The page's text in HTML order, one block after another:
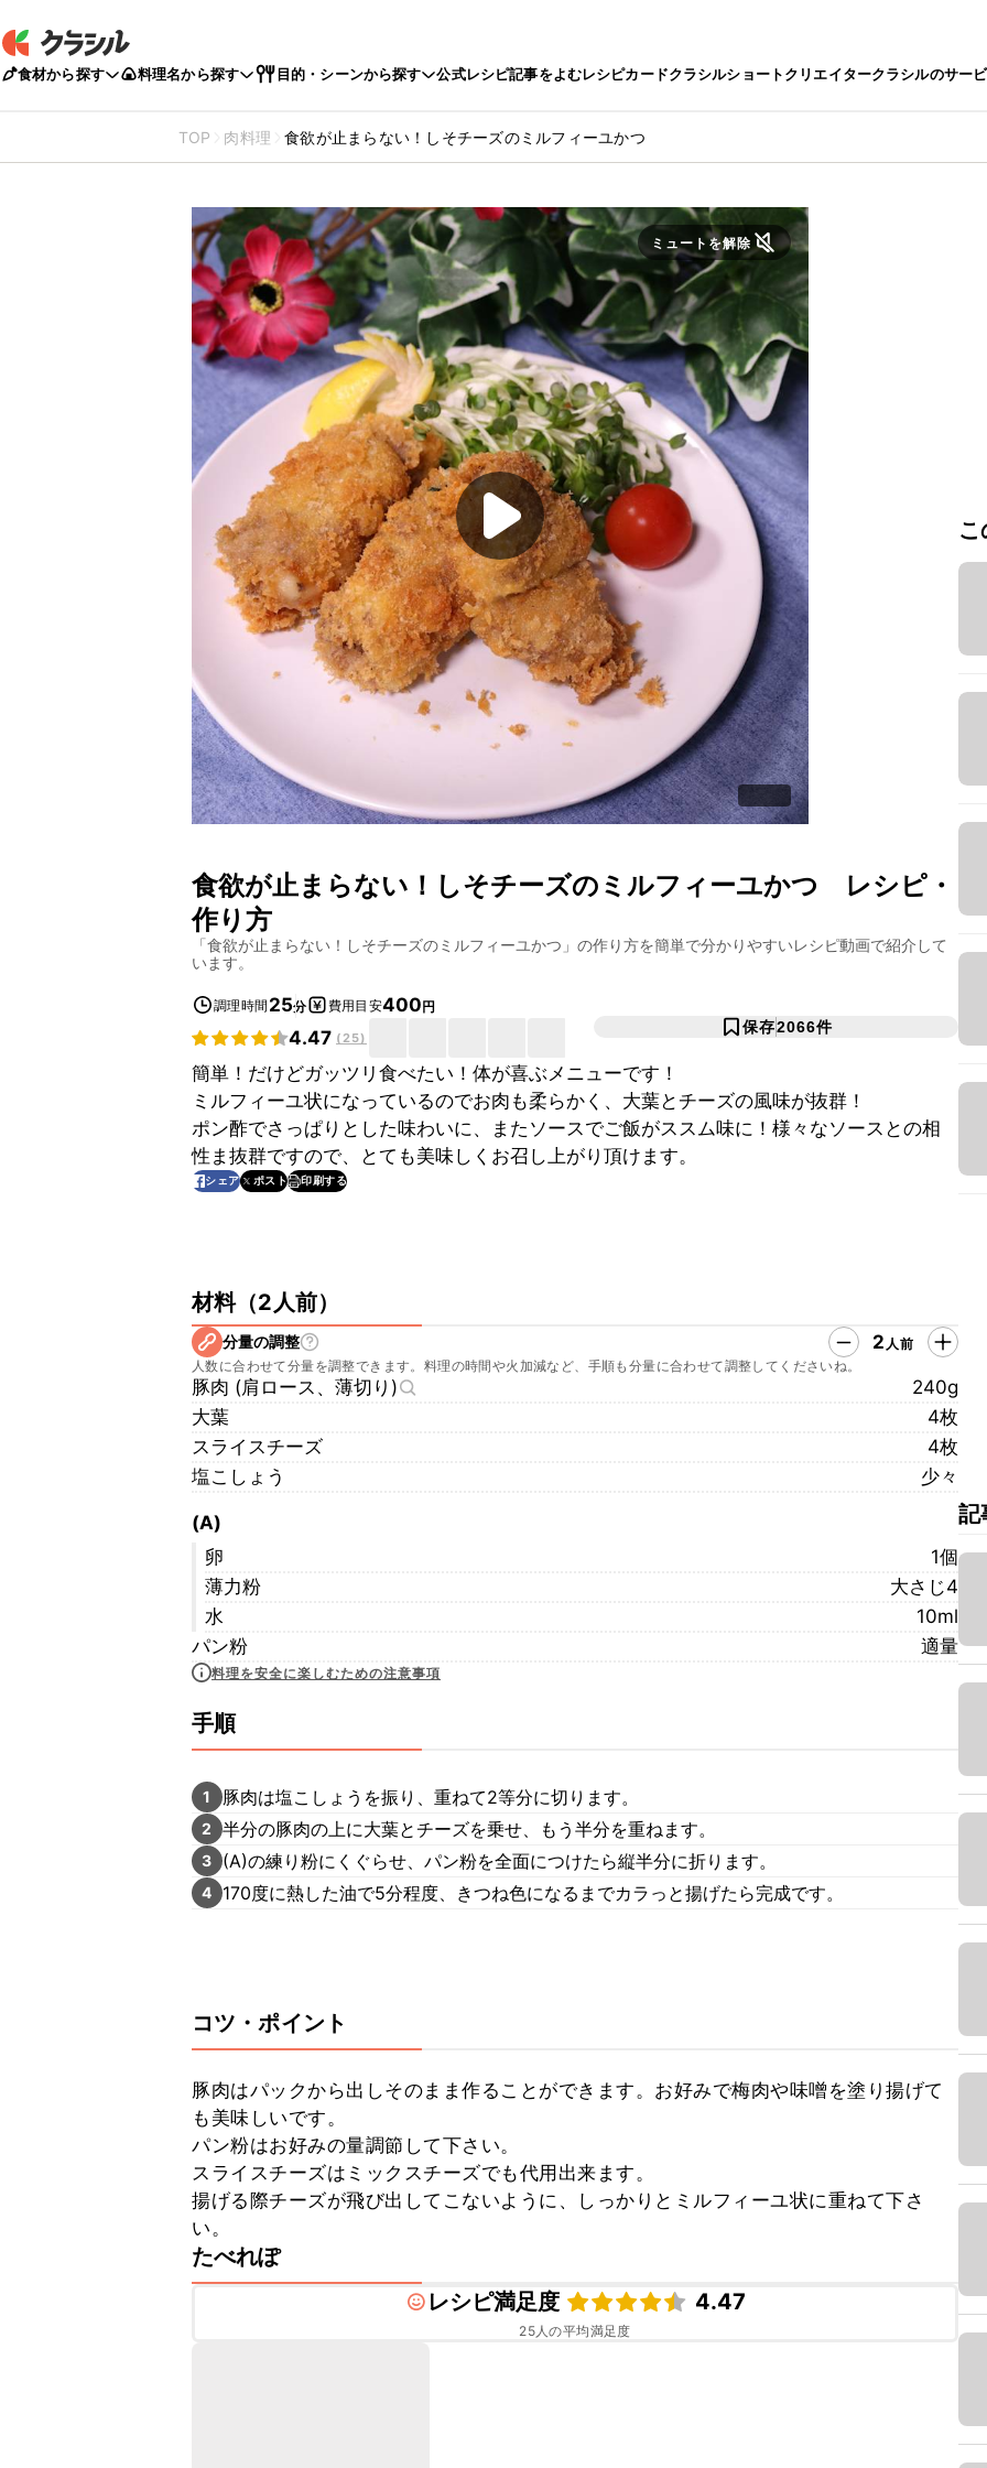
食材から探す 料理名から探す 目的・シーンから探す 公式レシピ記事をよむレシピカードクラシルショートクリエイタークラシルのサー
TOP 肉料理 食欲が止まらない！しそチーズのミルフィーユかつ
ミュートを解除
食欲が止まらない！しそチーズのミルフィーユかつ レシピ・
作り方
「食欲が止まらない！しそチーズのミルフィーユかつ 」の作り方を簡単で分かりやすいレシピ動画で紹介して
います。
調理時間 25分 費用目安400円
4.47 (25)
保存2066件
簡単！だけどガッツリ食べたい！体が喜ぶメニューです！
ミルフィーユ状になっているのでお肉も柔らかく、大葉とチーズの風味が抜群！
ポン酢でさっぱりとした味わいに、またソースでご飯がススム味に！様々なソースとの相
性ま抜群ですので、とても美味しくお召し上がり頂けます。
シェア ポスト 印刷する
材料（2人前）
分量の調整 2 人前
人数に合わせて分量を調整できます。料理の時間や火加減など、手順も分量に合わせて調整してくださいね。
豚肉 (肩ロース、薄切り)
240g
大葉
4枚
スライスチーズ
4枚
塩こしょう
少々
(A)
卵
1個
薄力粉
大さじ4
水
10ml
パン粉
適量
料理を安全に楽しむための注意事項
手順
1 豚肉は塩こしょうを振り、重ねて2等分に切ります。
2 半分の豚肉の上に大葉とチーズを乗せ、もう半分を重ねます。
3 (A)の練り粉にくぐらせ、パン粉を全面につけたら縦半分に折ります。
4 170度に熱した油で5分程度、きつね色になるまでカラっと揚げたら完成です。
コツ・ポイント
豚肉はパックから出しそのまま作ることができます。お好みで梅肉や味噌を塗り揚げて
も美味しいです。
パン粉はお好みの量調節して下さい。
スライスチーズはミックスチーズでも代用出来ます。
揚げる際チーズが飛び出してこないように、しっかりとミルフィーユ状に重ねて下さ
い。
たべれぽ
レシピ満足度
4.47
25人の平均満足度
記